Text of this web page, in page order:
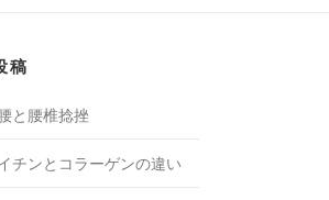
稿
と腰椎捻挫
チンとコラーゲンの違い